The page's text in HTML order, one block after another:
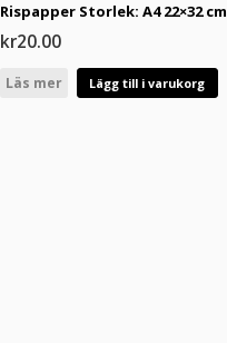
Rispapper Storlek: A4 22×32 cm
kr20.00
Läs mer Lägg till i varukorg